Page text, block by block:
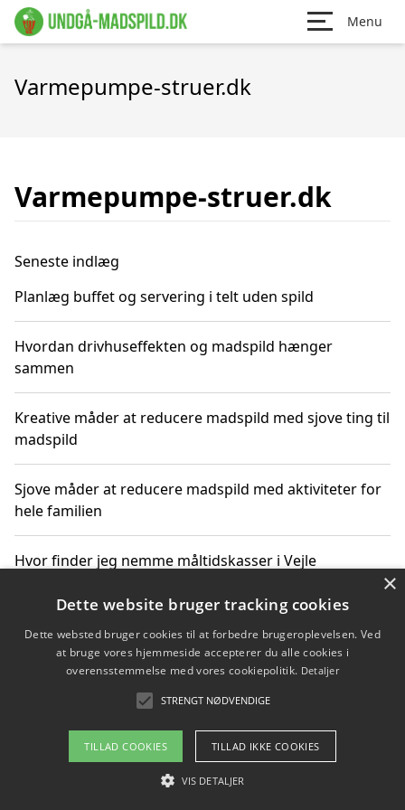
Menu
Varmepumpe-struer.dk
Varmepumpe-struer.dk
Seneste indlæg
Planlæg buffet og servering i telt uden spild
Hvordan drivhuseffekten og madspild hænger
sammen
Kreative måder at reducere madspild med sjove ting til
madspild
Sjove måder at reducere madspild med aktiviteter for
hele familien
Hvor finder jeg nemme måltidskasser i Vejle
Copyright 2026 - Pilanto Aps
Om / kontakt
Blog Betingelser
×
Dette website bruger tracking cookies
Dette websted bruger cookies til at forbedre brugeroplevelsen. Ved
at bruge vores hjemmeside accepterer du alle cookies i
overensstemmelse med vores cookiepolitik. Detaljer
STRENGT NØDVENDIGE
TILLAD COOKIES TILLAD IKKE COOKIES
VIS DETALJER